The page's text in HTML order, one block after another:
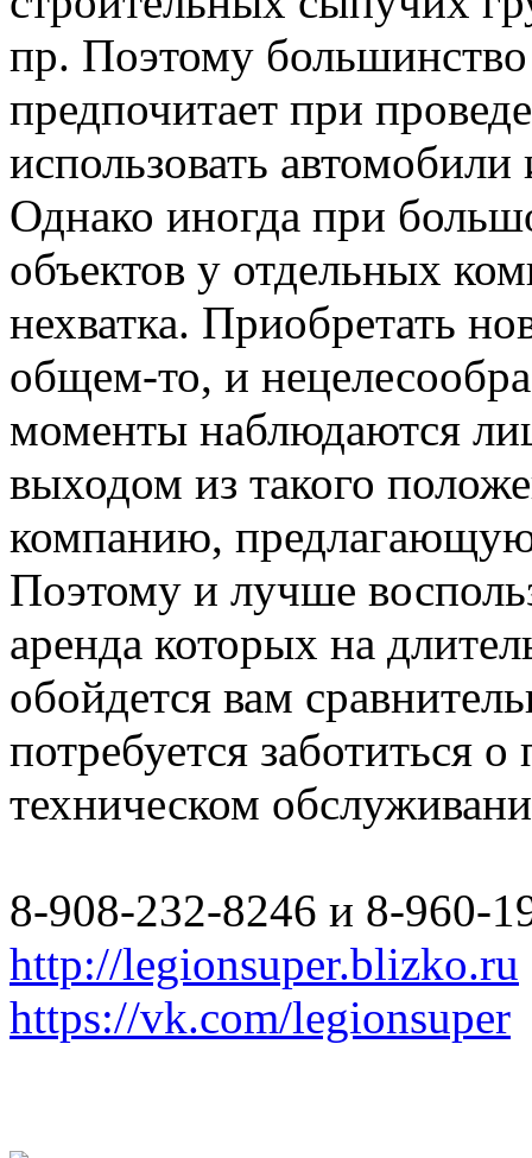
пр. Поэтому
предпочитает при
использовать
Однако иногда при
объектов у отдельных
нехватка. Приобретать
общем-то, и
моменты наблюдаются
выходом из такого
компанию,
Поэтому и лучше
аренда которых на
обойдется вам
потребуется заботиться
техническом
8-908-232-8246 и 8-960-
http://legionsuper.blizko.ru
https://vk.com/legionsuper